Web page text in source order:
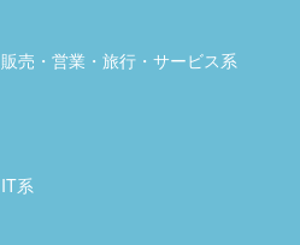
販売・営業・旅行・サービス系
IT系